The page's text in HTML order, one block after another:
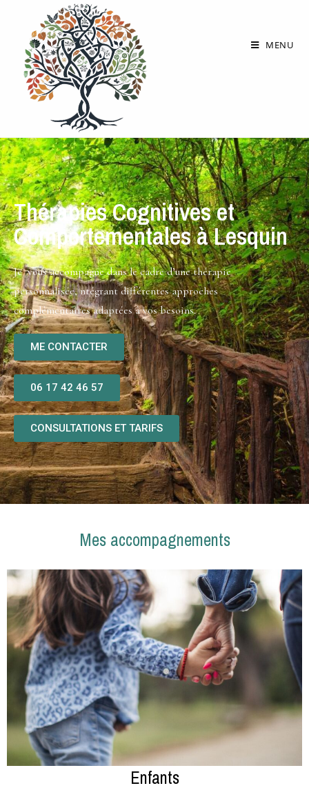
MENU
Thérapies Cognitives et
Comportementales à Lesquin
Je vous accompagne dans le cadre d’une thérapie
personnalisée, ntégrant différentes approches
complémentaires adaptées à vos besoins.
ME CONTACTER
06 17 42 46 57
CONSULTATIONS ET TARIFS
Mes accompagnements
Enfants